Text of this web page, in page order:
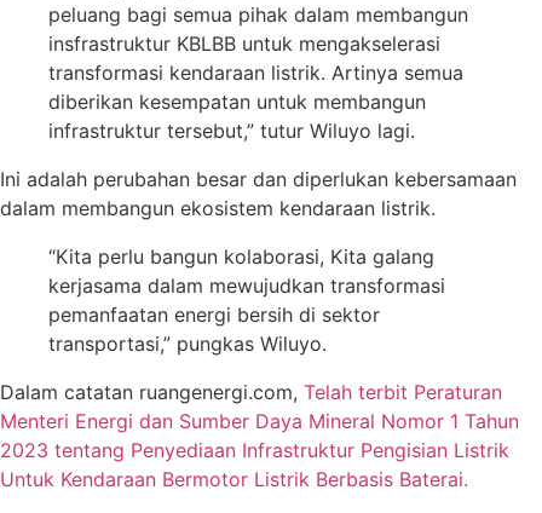
peluang bagi semua pihak dalam membangun
insfrastruktur KBLBB untuk mengakselerasi
transformasi kendaraan listrik. Artinya semua
diberikan kesempatan untuk membangun
infrastruktur tersebut,” tutur Wiluyo lagi.
Ini adalah perubahan besar dan diperlukan kebersamaan
dalam membangun ekosistem kendaraan listrik.
“Kita perlu bangun kolaborasi, Kita galang
kerjasama dalam mewujudkan transformasi
pemanfaatan energi bersih di sektor
transportasi,” pungkas Wiluyo.
Dalam catatan ruangenergi.com, Telah terbit Peraturan
Menteri Energi dan Sumber Daya Mineral Nomor 1 Tahun
2023 tentang Penyediaan Infrastruktur Pengisian Listrik
Untuk Kendaraan Bermotor Listrik Berbasis Baterai.